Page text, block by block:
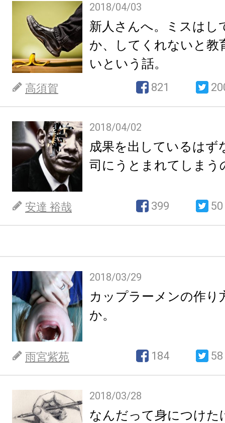
2018/04/03
新人さんへ。ミスはし
か、してくれないと教
いという話。
高須賀 821
2018/04/02
成果を出しているはず
司にうとまれてしまう
安達 裕哉 399 50
2018/03/29
カップラーメンの作り
か。
雨宮紫苑 184 58
2018/03/28
なんだって身につけた